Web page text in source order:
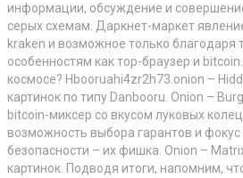
информации, обсуждение и
серых схемам. Даркнет-маркет
kraken и возможное только благодаря
особенностям как тор-браузер и
космосе? Hbooruahi4zr2h73.onion –
картинок по типу Danbooru. Onion –
bitcoin-миксер со вкусом луковых
возможность выбора гарантов и
безопасности – их фишка. Onion –
картинок. Подводя итоги, напомним,